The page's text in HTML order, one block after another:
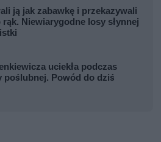
ją jak zabawkę i przekazywali
rąk. Niewiarygodne losy słynnej
uciekła podczas
poślubnej. Powód do dziś